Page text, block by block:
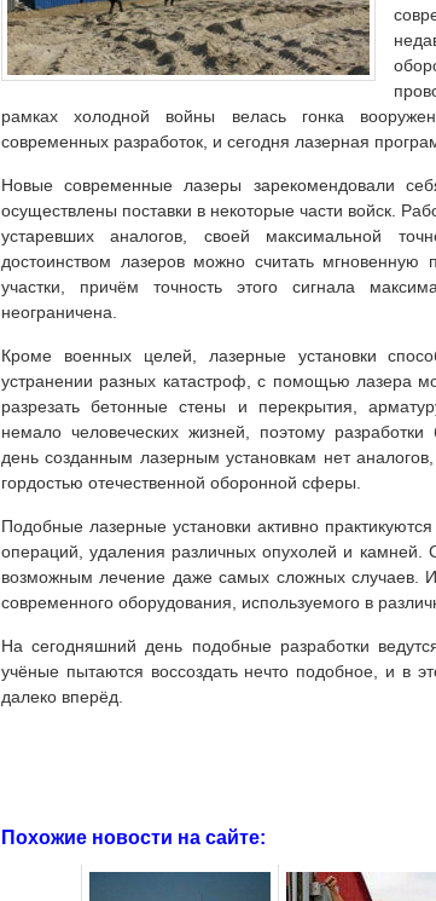
рамках холодной войны велась гонка
современных разработок, и сегодня лазерная
Новые современные лазеры зарекомендовали
осуществлены поставки в некоторые части войск.
устаревших аналогов, своей максимальной
достоинством лазеров можно считать
участки, причём точность этого сигнала
неограничена.
Кроме военных целей, лазерные установки
устранении разных катастроф, с помощью лазера
разрезать бетонные стены и перекрытия,
немало человеческих жизней, поэтому
день созданным лазерным установкам нет
гордостью отечественной оборонной сферы.
Подобные лазерные установки активно
операций, удаления различных опухолей и камней.
возможным лечение даже самых сложных случаев.
современного оборудования, используемого в
На сегодняшний день подобные разработки
учёные пытаются воссоздать нечто подобное, и в
далеко вперёд.
Похожие новости на сайте: